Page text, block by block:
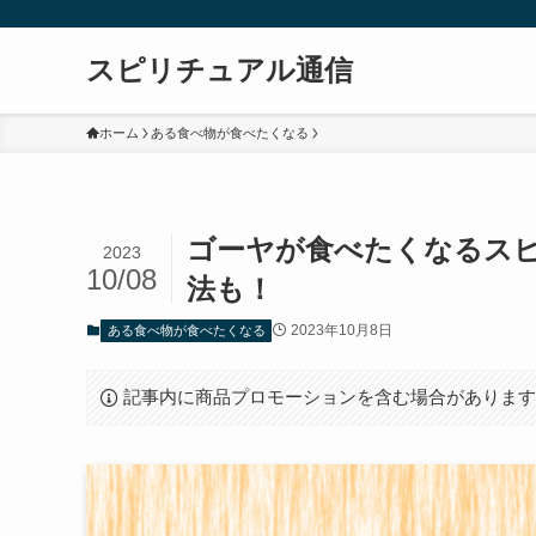
スピリチュアル通信
ホーム ある食べ物が食べたくなる
ゴーヤが食べたくなるス
法も！
2023
10/08
ある食べ物が食べたくなる 2023年10月8日
記事内に商品プロモーションを含む場合がありま